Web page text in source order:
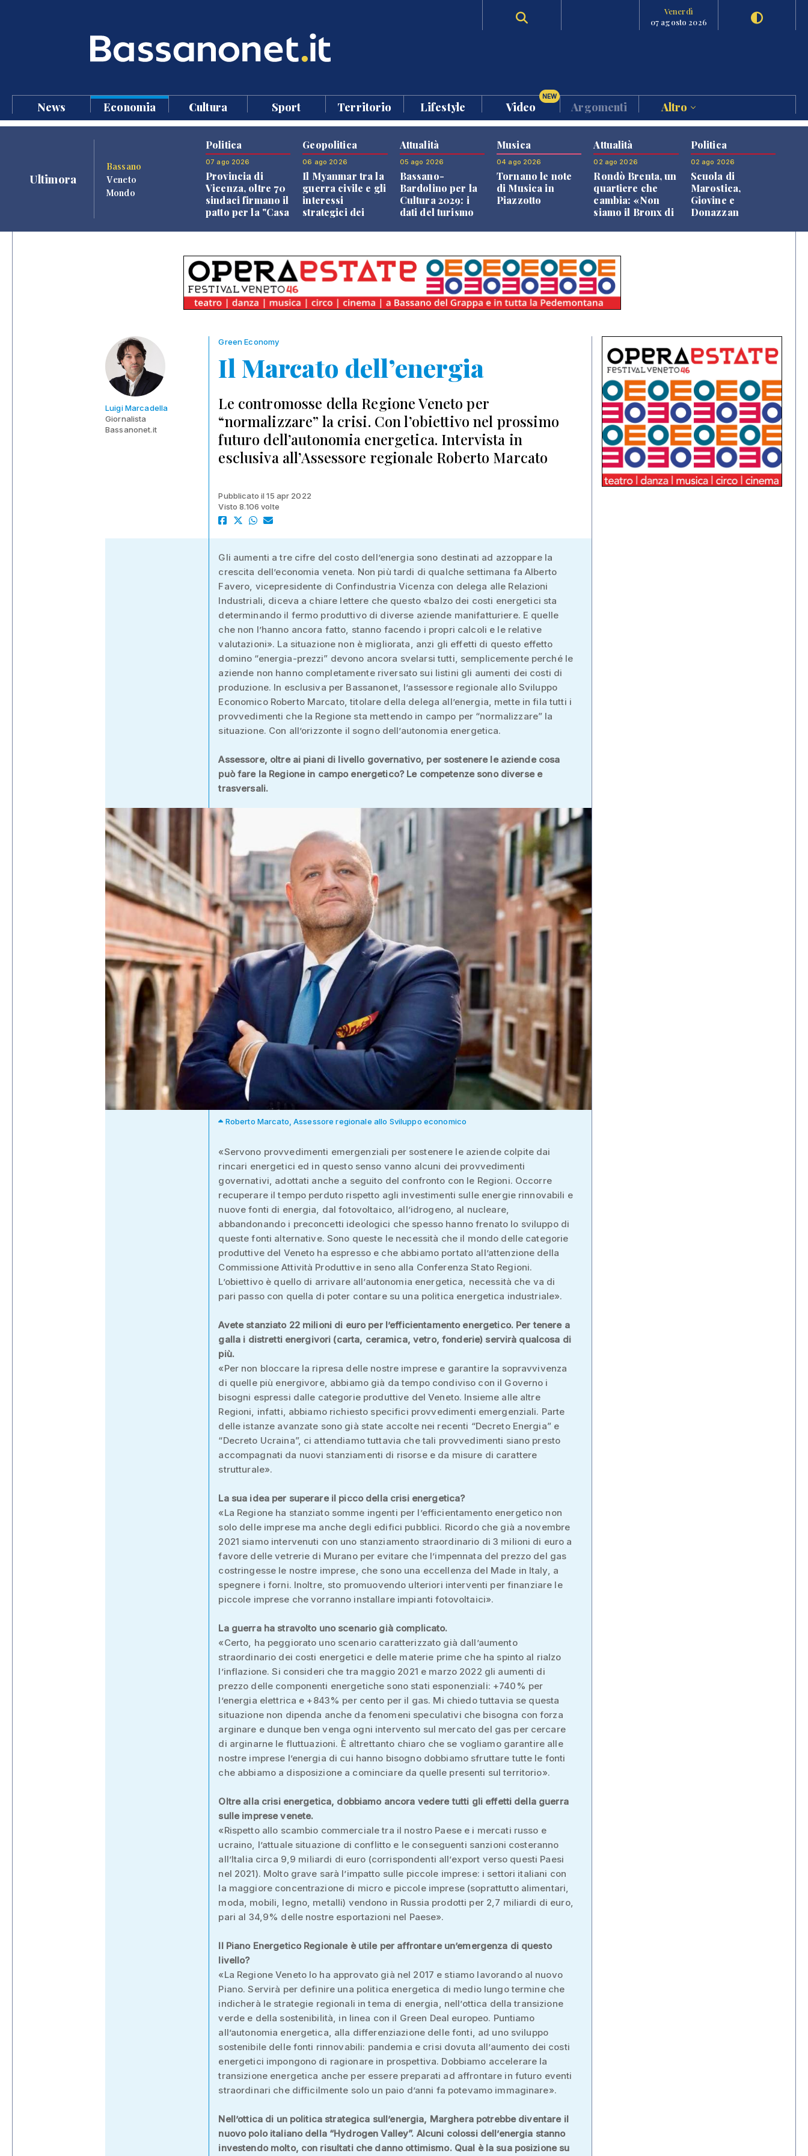
Venerdì
07 agosto 2026
News Economia Cultura Sport Territorio Lifestyle Video
NEW
Argomenti Altro
Ultimora
Bassano
Veneto
Mondo
Politica
07 ago 2026
Provincia di
Vicenza, oltre 70
sindaci firmano il
patto per la "Casa
Geopolitica
06 ago 2026
Il Myanmar tra la
guerra civile e gli
interessi
strategici dei
Attualità
05 ago 2026
Bassano-
Bardolino per la
Cultura 2029: i
dati del turismo
Musica
04 ago 2026
Tornano le note
di Musica in
Piazzotto
Attualità
02 ago 2026
Rondò Brenta, un
quartiere che
cambia: «Non
siamo il Bronx di
Politica
02 ago 2026
Scuola di
Marostica,
Giovine e
Donazzan
Luigi Marcadella
Giornalista
Bassanonet.it
Green Economy
Il Marcato dell’energia
Le contromosse della Regione Veneto per
“normalizzare” la crisi. Con l’obiettivo nel prossimo
futuro dell’autonomia energetica. Intervista in
esclusiva all’Assessore regionale Roberto Marcato
Pubblicato il 15 apr 2022
Visto 8.106 volte
Gli aumenti a tre cifre del costo dell’energia sono destinati ad azzoppare la
crescita dell’economia veneta. Non più tardi di qualche settimana fa Alberto
Favero, vicepresidente di Confindustria Vicenza con delega alle Relazioni
Industriali, diceva a chiare lettere che questo «balzo dei costi energetici sta
determinando il fermo produttivo di diverse aziende manifatturiere. E quelle
che non l’hanno ancora fatto, stanno facendo i propri calcoli e le relative
valutazioni». La situazione non è migliorata, anzi gli effetti di questo effetto
domino “energia-prezzi” devono ancora svelarsi tutti, semplicemente perché le
aziende non hanno completamente riversato sui listini gli aumenti dei costi di
produzione. In esclusiva per Bassanonet, l’assessore regionale allo Sviluppo
Economico Roberto Marcato, titolare della delega all’energia, mette in fila tutti i
provvedimenti che la Regione sta mettendo in campo per “normalizzare” la
situazione. Con all’orizzonte il sogno dell’autonomia energetica.
Assessore, oltre ai piani di livello governativo, per sostenere le aziende cosa
può fare la Regione in campo energetico? Le competenze sono diverse e
trasversali.
Roberto Marcato, Assessore regionale allo Sviluppo economico
«Servono provvedimenti emergenziali per sostenere le aziende colpite dai
rincari energetici ed in questo senso vanno alcuni dei provvedimenti
governativi, adottati anche a seguito del confronto con le Regioni. Occorre
recuperare il tempo perduto rispetto agli investimenti sulle energie rinnovabili e
nuove fonti di energia, dal fotovoltaico, all’idrogeno, al nucleare,
abbandonando i preconcetti ideologici che spesso hanno frenato lo sviluppo di
queste fonti alternative. Sono queste le necessità che il mondo delle categorie
produttive del Veneto ha espresso e che abbiamo portato all’attenzione della
Commissione Attività Produttive in seno alla Conferenza Stato Regioni.
L’obiettivo è quello di arrivare all’autonomia energetica, necessità che va di
pari passo con quella di poter contare su una politica energetica industriale».
Avete stanziato 22 milioni di euro per l’efficientamento energetico. Per tenere a
galla i distretti energivori (carta, ceramica, vetro, fonderie) servirà qualcosa di
più.
«Per non bloccare la ripresa delle nostre imprese e garantire la sopravvivenza
di quelle più energivore, abbiamo già da tempo condiviso con il Governo i
bisogni espressi dalle categorie produttive del Veneto. Insieme alle altre
Regioni, infatti, abbiamo richiesto specifici provvedimenti emergenziali. Parte
delle istanze avanzate sono già state accolte nei recenti “Decreto Energia” e
“Decreto Ucraina”, ci attendiamo tuttavia che tali provvedimenti siano presto
accompagnati da nuovi stanziamenti di risorse e da misure di carattere
strutturale».
La sua idea per superare il picco della crisi energetica?
«La Regione ha stanziato somme ingenti per l’efficientamento energetico non
solo delle imprese ma anche degli edifici pubblici. Ricordo che già a novembre
2021 siamo intervenuti con uno stanziamento straordinario di 3 milioni di euro a
favore delle vetrerie di Murano per evitare che l’impennata del prezzo del gas
costringesse le nostre imprese, che sono una eccellenza del Made in Italy, a
spegnere i forni. Inoltre, sto promuovendo ulteriori interventi per finanziare le
piccole imprese che vorranno installare impianti fotovoltaici».
La guerra ha stravolto uno scenario già complicato.
«Certo, ha peggiorato uno scenario caratterizzato già dall’aumento
straordinario dei costi energetici e delle materie prime che ha spinto al rialzo
l’inflazione. Si consideri che tra maggio 2021 e marzo 2022 gli aumenti di
prezzo delle componenti energetiche sono stati esponenziali: +740% per
l’energia elettrica e +843% per cento per il gas. Mi chiedo tuttavia se questa
situazione non dipenda anche da fenomeni speculativi che bisogna con forza
arginare e dunque ben venga ogni intervento sul mercato del gas per cercare
di arginarne le fluttuazioni. È altrettanto chiaro che se vogliamo garantire alle
nostre imprese l’energia di cui hanno bisogno dobbiamo sfruttare tutte le fonti
che abbiamo a disposizione a cominciare da quelle presenti sul territorio».
Oltre alla crisi energetica, dobbiamo ancora vedere tutti gli effetti della guerra
sulle imprese venete.
«Rispetto allo scambio commerciale tra il nostro Paese e i mercati russo e
ucraino, l’attuale situazione di conflitto e le conseguenti sanzioni costeranno
all’Italia circa 9,9 miliardi di euro (corrispondenti all’export verso questi Paesi
nel 2021). Molto grave sarà l’impatto sulle piccole imprese: i settori italiani con
la maggiore concentrazione di micro e piccole imprese (soprattutto alimentari,
moda, mobili, legno, metalli) vendono in Russia prodotti per 2,7 miliardi di euro,
pari al 34,9% delle nostre esportazioni nel Paese».
Il Piano Energetico Regionale è utile per affrontare un’emergenza di questo
livello?
«La Regione Veneto lo ha approvato già nel 2017 e stiamo lavorando al nuovo
Piano. Servirà per definire una politica energetica di medio lungo termine che
indicherà le strategie regionali in tema di energia, nell’ottica della transizione
verde e della sostenibilità, in linea con il Green Deal europeo. Puntiamo
all’autonomia energetica, alla differenziazione delle fonti, ad uno sviluppo
sostenibile delle fonti rinnovabili: pandemia e crisi dovuta all’aumento dei costi
energetici impongono di ragionare in prospettiva. Dobbiamo accelerare la
transizione energetica anche per essere preparati ad affrontare in futuro eventi
straordinari che difficilmente solo un paio d’anni fa potevamo immaginare».
Nell’ottica di un politica strategica sull’energia, Marghera potrebbe diventare il
nuovo polo italiano della “Hydrogen Valley”. Alcuni colossi dell’energia stanno
investendo molto, con risultati che danno ottimismo. Qual è la sua posizione su